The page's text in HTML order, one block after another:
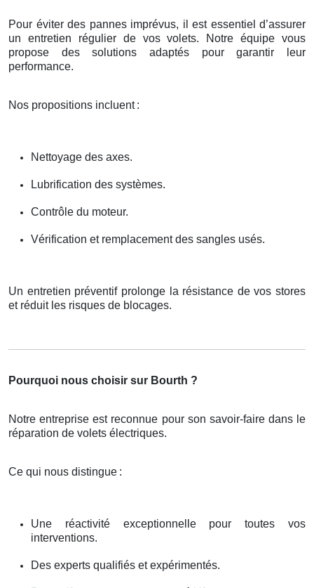
Pour éviter des pannes imprévus, il est essentiel d’assurer
un entretien régulier de vos volets. Notre équipe vous
propose des solutions adaptés pour garantir leur
performance.
Nos propositions incluent :
Nettoyage des axes.
Lubrification des systèmes.
Contrôle du moteur.
Vérification et remplacement des sangles usés.
Un entretien préventif prolonge la résistance de vos stores
et réduit les risques de blocages.
Pourquoi nous choisir sur Bourth ?
Notre entreprise est reconnue pour son savoir-faire dans le
réparation de volets électriques.
Ce qui nous distingue :
Une réactivité exceptionnelle pour toutes vos
interventions.
Des experts qualifiés et expérimentés.